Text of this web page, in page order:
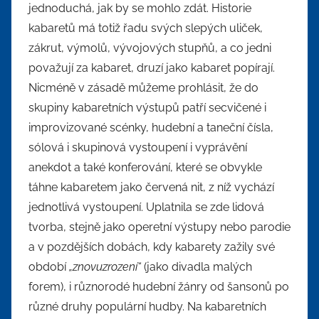
jednoduchá, jak by se mohlo zdát. Historie
kabaretů má totiž řadu svých slepých uliček,
zákrut, výmolů, vývojových stupňů, a co jedni
považují za kabaret, druzí jako kabaret popírají.
Nicméně v zásadě můžeme prohlásit, že do
skupiny kabaretních výstupů patří secvičené i
improvizované scénky, hudební a taneční čísla,
sólová i skupinová vystoupení i vyprávění
anekdot a také konferování, které se obvykle
táhne kabaretem jako červená nit, z níž vychází
jednotlivá vystoupení. Uplatnila se zde lidová
tvorba, stejně jako operetní výstupy nebo parodie
a v pozdějších dobách, kdy kabarety zažily své
období„znovuzrození“ (jako divadla malých
forem), i různorodé hudební žánry od šansonů po
různé druhy populární hudby. Na kabaretních